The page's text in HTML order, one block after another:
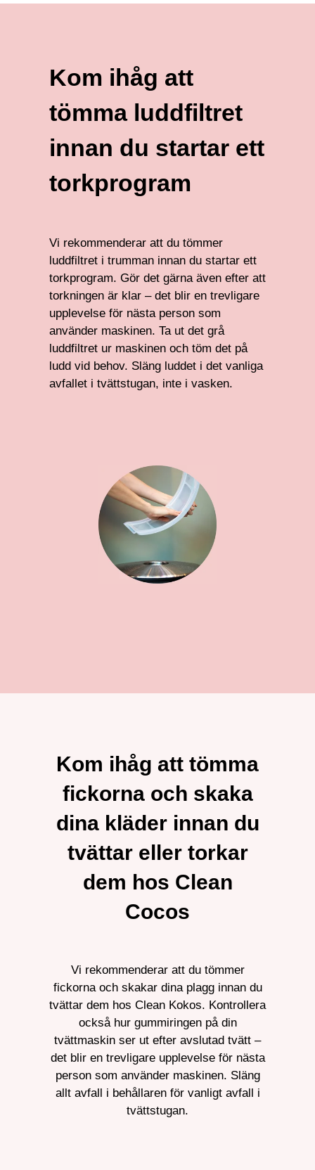
Kom ihåg att
tömma luddfiltret
innan du startar ett
torkprogram
Vi rekommenderar att du tömmer
luddfiltret i trumman innan du startar ett
torkprogram. Gör det gärna även efter att
torkningen är klar – det blir en trevligare
upplevelse för nästa person som
använder maskinen. Ta ut det grå
luddfiltret ur maskinen och töm det på
ludd vid behov. Släng luddet i det vanliga
avfallet i tvättstugan, inte i vasken.
Kom ihåg att tömma
fickorna och skaka
dina kläder innan du
tvättar eller torkar
dem hos Clean
Cocos
Vi rekommenderar att du tömmer
fickorna och skakar dina plagg innan du
tvättar dem hos Clean Kokos. Kontrollera
också hur gummiringen på din
tvättmaskin ser ut efter avslutad tvätt –
det blir en trevligare upplevelse för nästa
person som använder maskinen. Släng
allt avfall i behållaren för vanligt avfall i
tvättstugan.